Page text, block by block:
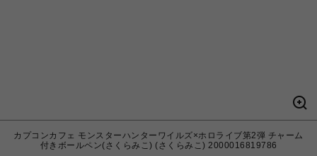
カプコンカフェ モンスターハンターワイルズ×ホロライブ第2弾 チャーム
付きボールペン(さくらみこ) (さくらみこ) 2000016819786